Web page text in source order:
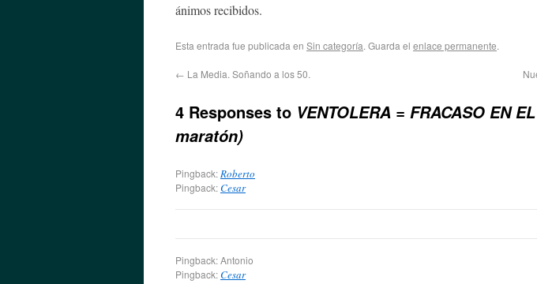
ánimos recibidos.
Esta entrada fue publicada en Sin categoría. Guarda el enlace permanente.
← La Media. Soñando a los 50.
4 Responses to VENTOLERA = FRACASO EN
maratón)
Pingback:Roberto
Pingback:Cesar
Pingback: Antonio
Pingback:Cesar